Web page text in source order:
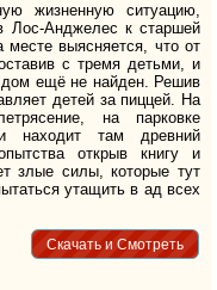
жизненную ситуацию,
Лос-Анджелес к старшей
выясняется, что от
с тремя детьми, и
дом ещё не найден. Решив
детей за пиццей. На
на парковке
находит там древний
открыв книгу и
злые силы, которые тут
утащить в ад всех
Скачать и Смотреть